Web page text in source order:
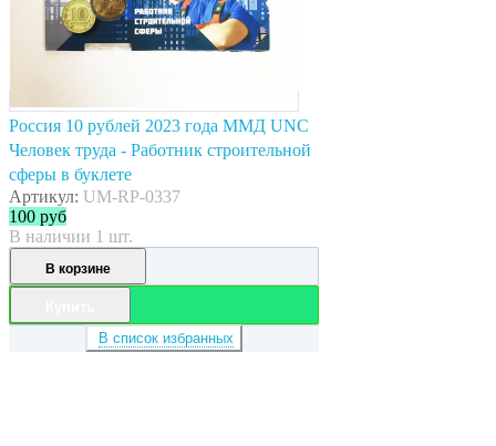
Россия 10 рублей 2023 года ММД UNC
Человек труда - Работник строительной
сферы в буклете
Артикул: UM-RP-0337
100 руб
В наличии 1 шт.
В корзине
В список избранных